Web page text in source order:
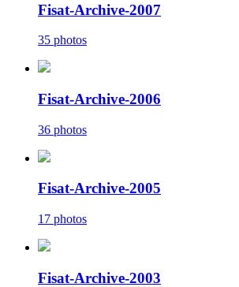
Fisat-Archive-2007
35 photos
Fisat-Archive-2006
36 photos
Fisat-Archive-2005
17 photos
Fisat-Archive-2003